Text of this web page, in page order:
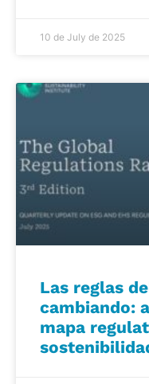
10 de July de 2025
Las reglas
cambiando:
mapa